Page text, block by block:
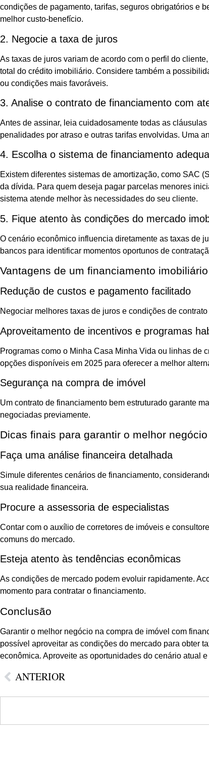
condições de pagamento, tarifas, seguros obrigatórios e
melhor custo-benefício.
2. Negocie a taxa de juros
As taxas de juros variam de acordo com o perfil do
total do crédito imobiliário. Considere também a
ou condições mais favoráveis.
3. Analise o contrato de financiamento com
Antes de assinar, leia cuidadosamente todas as
penalidades por atraso e outras tarifas envolvidas. Uma
4. Escolha o sistema de financiamento
Existem diferentes sistemas de amortização, como SAC
da dívida. Para quem deseja pagar parcelas menores
sistema atende melhor às necessidades do seu cliente.
5. Fique atento às condições do mercado
O cenário econômico influencia diretamente as taxas de
bancos para identificar momentos oportunos de
Vantagens de um financiamento
Redução de custos e pagamento facilitado
Negociar melhores taxas de juros e condições de
Aproveitamento de incentivos e programas
Programas como o Minha Casa Minha Vida ou linhas de
opções disponíveis em 2025 para oferecer a melhor
Segurança na compra de imóvel
Um contrato de financiamento bem estruturado garante
negociadas previamente.
Dicas finais para garantir o melhor
Faça uma análise financeira detalhada
Simule diferentes cenários de financiamento,
sua realidade financeira.
Procure a assessoria de especialistas
Contar com o auxílio de corretores de imóveis e
comuns do mercado.
Esteja atento às tendências econômicas
As condições de mercado podem evoluir rapidamente.
momento para contratar o financiamento.
Conclusão
Garantir o melhor negócio na compra de imóvel com
possível aproveitar as condições do mercado para obter
econômica. Aproveite as oportunidades do cenário atual
ANTERIOR